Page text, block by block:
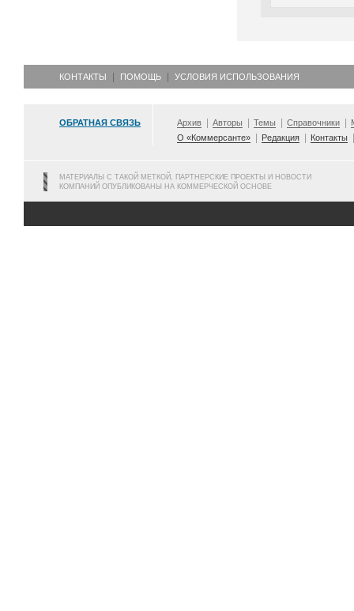
КОНТАКТЫ ПОМОЩЬ УСЛОВИЯ ИСПОЛЬЗОВАНИЯ
ОБРАТНАЯ СВЯЗЬ Архив Авторы Темы Справочники
О «Коммерсанте»
Редакция Контакты
МАТЕРИАЛЫ С ТАКОЙ МЕТКОЙ, ПАРТНЕРСКИЕ ПРОЕКТЫ И НОВОСТИ
КОМПАНИЙ ОПУБЛИКОВАНЫ НА КОММЕРЧЕСКОЙ ОСНОВЕ